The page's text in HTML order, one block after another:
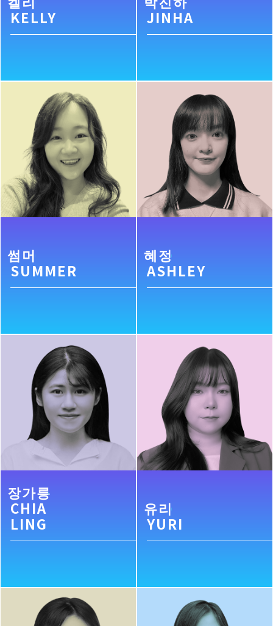
KELLY
JINHA
썸머
SUMMER
혜정
ASHLEY
장가릉
CHIA
LING
유리
YURI